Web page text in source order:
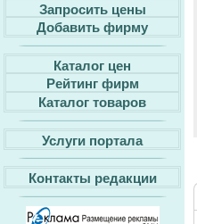
Запросить цены
Добавить фирму
Каталог цен
Рейтинг фирм
Каталог товаров
Услуги портала
Контакты редакции